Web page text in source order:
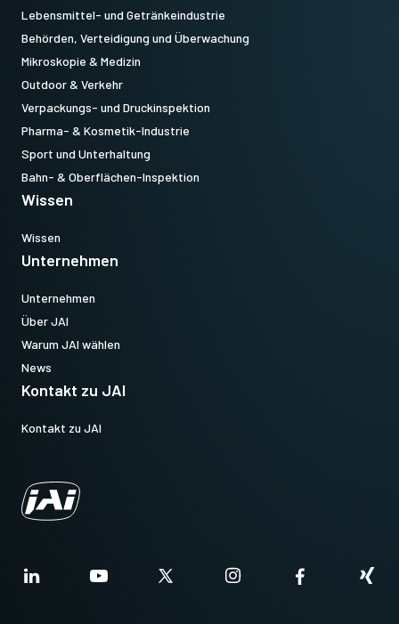
Lebensmittel- und Getränkeindustrie
Behörden, Verteidigung und Überwachung
Mikroskopie & Medizin
Outdoor & Verkehr
Verpackungs- und Druckinspektion
Pharma- & Kosmetik-Industrie
Sport und Unterhaltung
Bahn- & Oberflächen-Inspektion
Wissen
Wissen
Unternehmen
Unternehmen
Über JAI
Warum JAI wählen
News
Kontakt zu JAI
Kontakt zu JAI